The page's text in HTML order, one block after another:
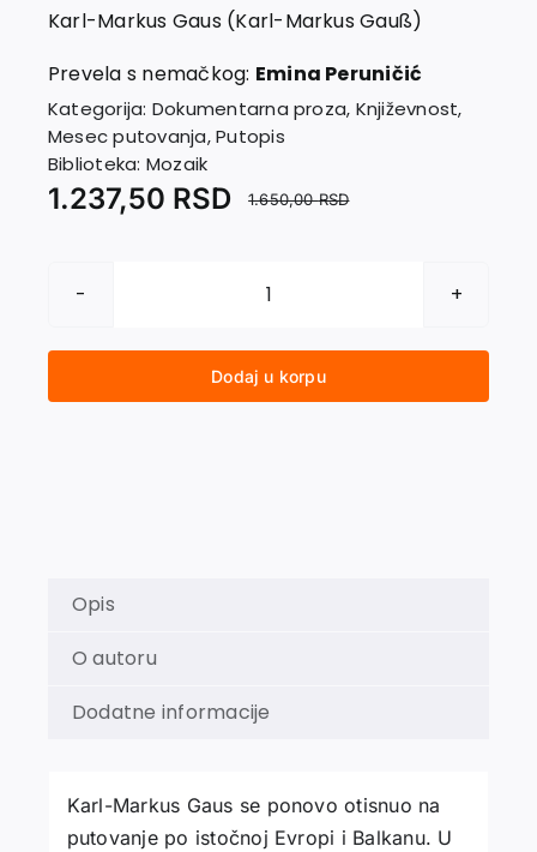
Karl-Markus Gaus (Karl-Markus Gauß)
Prevela s nemačkog: Emina Peruničić
Kategorija: Dokumentarna proza, Književnost,
Mesec putovanja,Putopis
Biblioteka: Mozaik
1.650,00RSD
1.237,50 RSD
U
ODBAČENE
BUDUĆNOSTI:
Dodaj u korpu
Opis
O autoru
Dodatne informacije
Karl-Markus Gaus se ponovo otisnuo na
putovanje po istočnoj Evropi i Balkanu. U